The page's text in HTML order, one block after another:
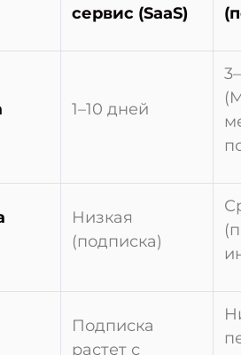
сервис (SaaS)
1–10 дней
Низкая
(подписка)
Подписка
растет с